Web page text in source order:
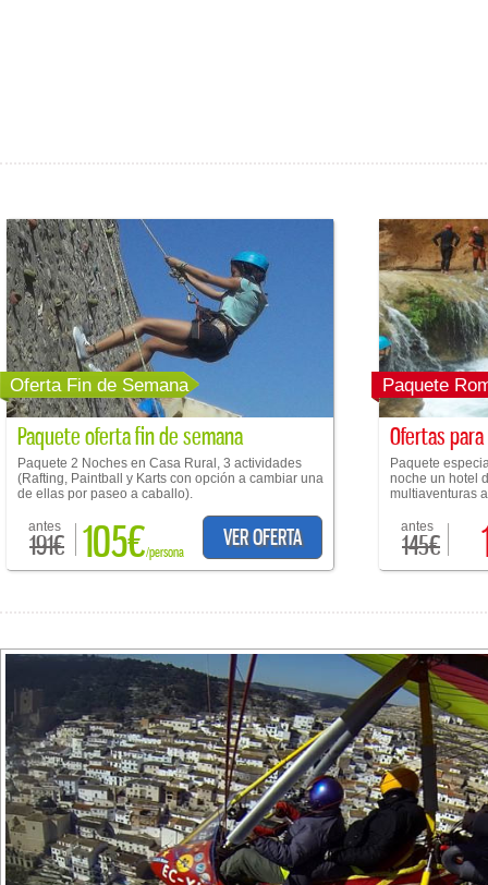
Oferta Fin de Semana
Paquete oferta fin de semana
Paquete 2 Noches en Casa Rural, 3 actividades
(Rafting, Paintball y Karts con opción a cambiar una
de ellas por paseo a caballo).
antes
191€ 105€/persona
VER OFERTA
Paquete
Ofertas
Paquete
noche un hotel
multiaventuras
antes
145€